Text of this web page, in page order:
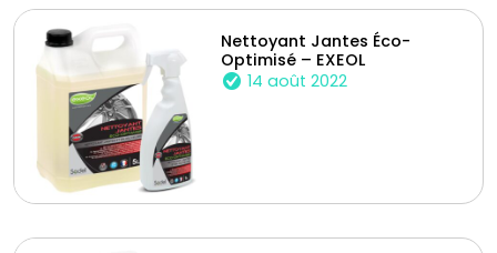
Nettoyant Jantes Éco-
Optimisé – EXEOL
14 août 2022